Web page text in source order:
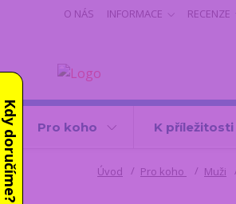
O NÁS INFORMACE RECENZE
Pro koho K příležitosti
Úvod Pro koho Muži
Kdy doručíme?